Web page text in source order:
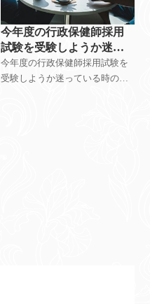
今年度の行政保健師採用
試験を受験しようか迷っ
ている時は！？
今年度の行政保健師採用試験を
受験しようか迷っている時の対